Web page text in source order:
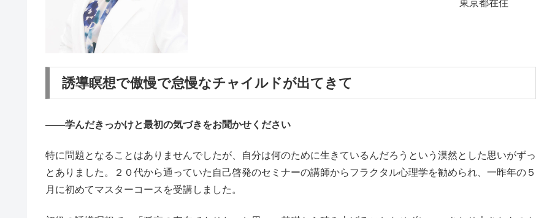
東京都在住
誘導瞑想で傲慢で怠慢なチャイルドが出てきて
――学んだきっかけと最初の気づきをお聞かせください
特に問題となることはありませんでしたが、自分は何のために生きているんだろうという漠然とした思いがずっ
とありました。２０代から通っていた自己啓発のセミナーの講師からフラクタル心理学を勧められ、一昨年の５
月に初めてマスターコースを受講しました。